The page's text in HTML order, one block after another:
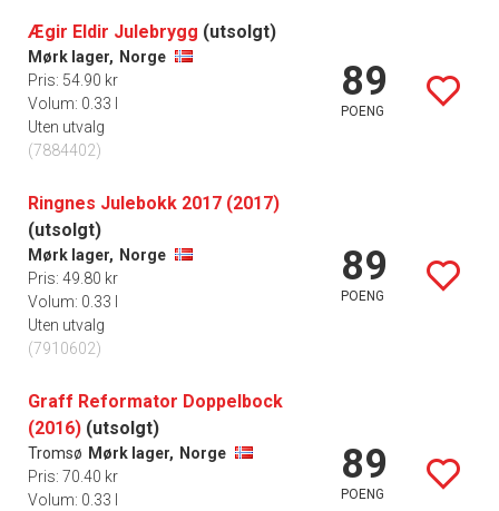
Ægir Eldir Julebrygg (utsolgt)
Mørk lager, Norge
Pris: 54.90 kr
Volum: 0.33 l
Uten utvalg
(7884402)
89
POENG
Ringnes Julebokk 2017 (2017)
(utsolgt)
Mørk lager, Norge
Pris: 49.80 kr
Volum: 0.33 l
Uten utvalg
(7910602)
89
POENG
Graff Reformator Doppelbock
(2016) (utsolgt)
Tromsø Mørk lager, Norge
Pris: 70.40 kr
Volum: 0.33 l
89
POENG